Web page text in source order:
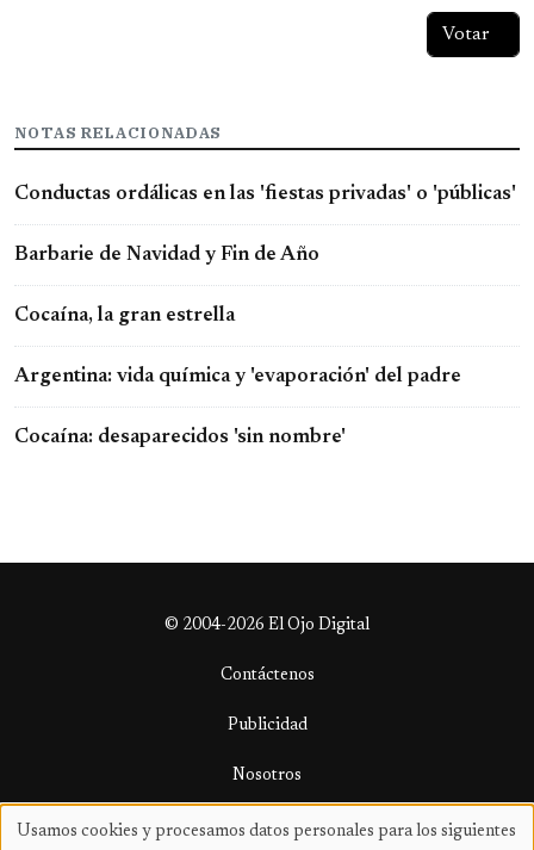
NOTAS RELACIONADAS
Conductas ordálicas en las 'fiestas privadas' o 'públicas'
Barbarie de Navidad y Fin de Año
Cocaína, la gran estrella
Argentina: vida química y 'evaporación' del padre
Cocaína: desaparecidos 'sin nombre'
© 2004-2026 El Ojo Digital
Contáctenos
Publicidad
Nosotros
Términos y condiciones
Usamos cookies y procesamos datos personales para los siguientes